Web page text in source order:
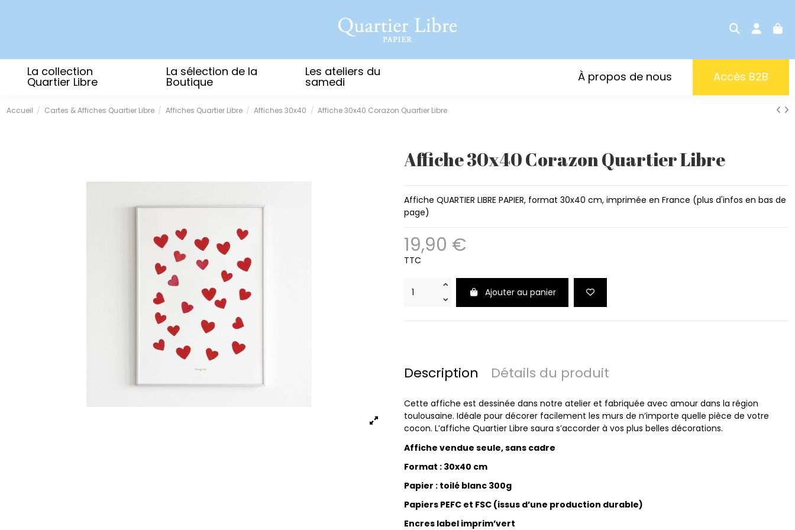
La collection
Quartier Libre
La sélection de la
Boutique
Les ateliers du
samedi Accès B2B
À propos de nous
Accueil Cartes & Affiches Quartier Libre Affiches Quartier Libre Affiches 30x40 Affiche 30x40 Corazon Quartier Libre
Affiche 30x40 Corazon Quartier Libre
Affiche QUARTIER LIBRE PAPIER, format 30x40 cm, imprimée en France (plus d'infos en bas de
page)
19,90 €
TTC
Ajouter au panier
Description Détails du produit
Cette affiche est dessinée dans notre atelier et fabriquée avec amour dans la région
toulousaine. Idéale pour décorer facilement les murs de n’importe quelle pièce de votre
cocon. L’affiche Quartier Libre saura s’accorder à vos plus belles décorations.
Affiche vendue seule, sans cadre
Format : 30x40 cm
Papier : toilé blanc 300g
Papiers PEFC et FSC (issus d’une production durable)
Encres label imprim’vert